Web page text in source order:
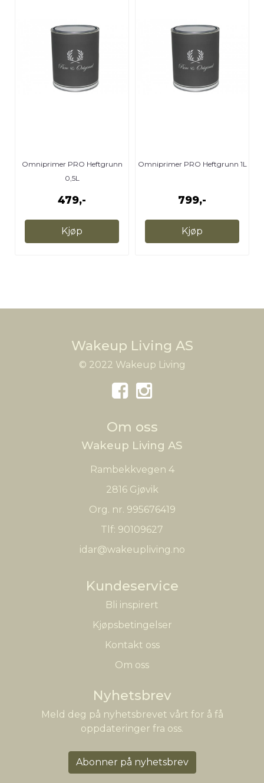
Omniprimer PRO Heftgrunn
0,5L
479,-
Kjøp
Omniprimer PRO Heftgrunn 1L
799,-
Kjøp
Wakeup Living AS
© 2022 Wakeup Living
Om oss
Wakeup Living AS
Rambekkvegen 4
2816 Gjøvik
Org. nr. 995676419
Tlf: 90109627
idar@wakeupliving.no
Kundeservice
Bli inspirert
Kjøpsbetingelser
Kontakt oss
Om oss
Nyhetsbrev
Meld deg på nyhetsbrevet vårt for å få
oppdateringer fra oss.
Abonner på nyhetsbrev